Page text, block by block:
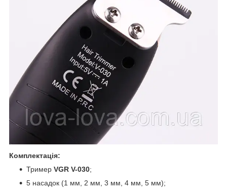
Комплектація:
Тример VGR V-030;
5 насадок (1 мм, 2 мм, 3 мм, 4 мм, 5 мм);